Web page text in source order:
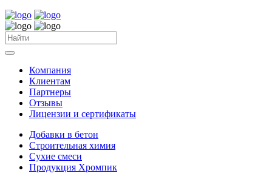
Компания
Клиентам
Партнеры
Отзывы
Лицензии и сертификаты
Добавки в бетон
Строительная химия
Сухие смеси
Продукция Хромпик